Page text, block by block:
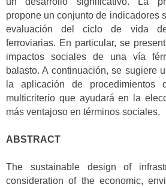
propone un conjunto de indicadores
evaluación del ciclo de vida
ferroviarias. En particular, se
impactos sociales de una vía
balasto. A continuación, se sugiere
la aplicación de procedimientos
multicriterio que ayudará en la
más ventajoso en términos sociales.
ABSTRACT
The sustainable design of
consideration of the economic,